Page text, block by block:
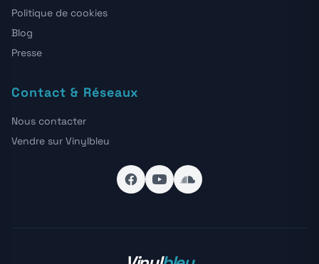
Politique de cookies
Blog
Presse
Contact & Réseaux
Nous contacter
Vendre sur Vinylbleu